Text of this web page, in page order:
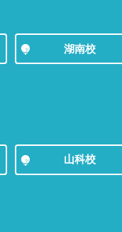
湖南校
山科校